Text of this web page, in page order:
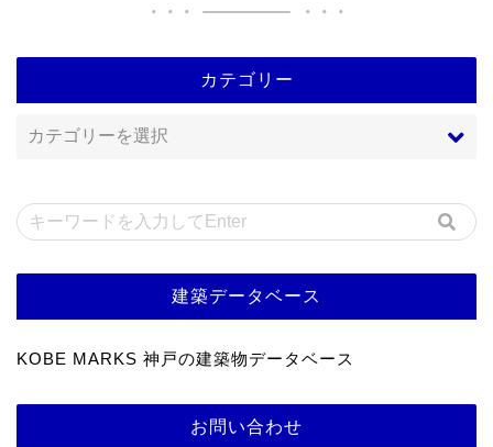
カテゴリー
建築データベース
KOBE MARKS 神戸の建築物データベース
お問い合わせ